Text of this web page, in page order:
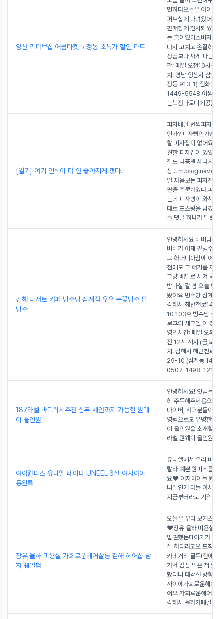
양산 리퍼브샵 어썸마켓 북정동 초특가 할인 마트
민하다오늘은 아이들
퍼브샵에 다녀왔어요
판매장에 전시되었거
는 흠이있어소비자가
다시 고치고 손질하
정품보다 싸게 파는
간: 매일 오전10시~
치: 경남 양산시 삼성
정동 913-1) 전화:
1449-5548 어썸마
는북정마로니에공원
[일기] 여기 인식이 더 안 좋아지게 됐다.
피자배달 번쩍피자
인가? 피자빵인가?
할 피자집이 없어요
견한 피자집이 있었
집도 나중엔 사라지면
상...
일 처음보는 피자집
판을 주문하였다.피
는데 피자빵이 와서
대로 포스팅을 남겼
늘 댓글 하나가 달렸
김해 디저트 카페 빙수당 삼계점 우유 눈꽃빙수 팥
빙수
안녕하세요 비비맘이
비비가 어제 팥빙수
고 하더니아침에 어
전에도 그 얘기를 꺼
그냥 배달로 시켜 먹
밤마실 갈 겸 오늘 빙
왔어요 빙수당 삼계
김해시 해반천로
10 103호 빙수당 삼
로그의 체크인 이 장
영업시간: 매일 오후
전 12시 까지 (금,토
치: 김해시 해반천로
29-10 (삼계동
0507-1498-1213
187라벨 바디워시추천 샴푸 세안까지 가능한 원웨
이 올인원
안녕하세요! 잇님들:)
히 주목해주세용요즘
다이버, 서퍼분들이
영템으로도 유명한
이 올인원을 소개할
라벨 원웨이 올인원
여아원피스 유니엘 레이나 UNEEL 6살 여자아이
등원룩
유니엘에서 우리 비
랄라 예쁜 원피스를
요❤️ 여자아이들 원피
니엘인거 다들 아시
지금부터라도 기억하
장유 율하 미용실 가희로운헤어살롱 김해 헤어샵 남
자 쉐일펌
오늘은 우리 보거스
❤️장유 율하 미용실
발견했는데여기가 남
잘 하더라고요 도착
카페거리 골목!전에
가서 점심 먹은 적 있
봤더니 대각선 방향
까이에가희로운헤어
어요 가희로운헤어살
김해시 율하카페길